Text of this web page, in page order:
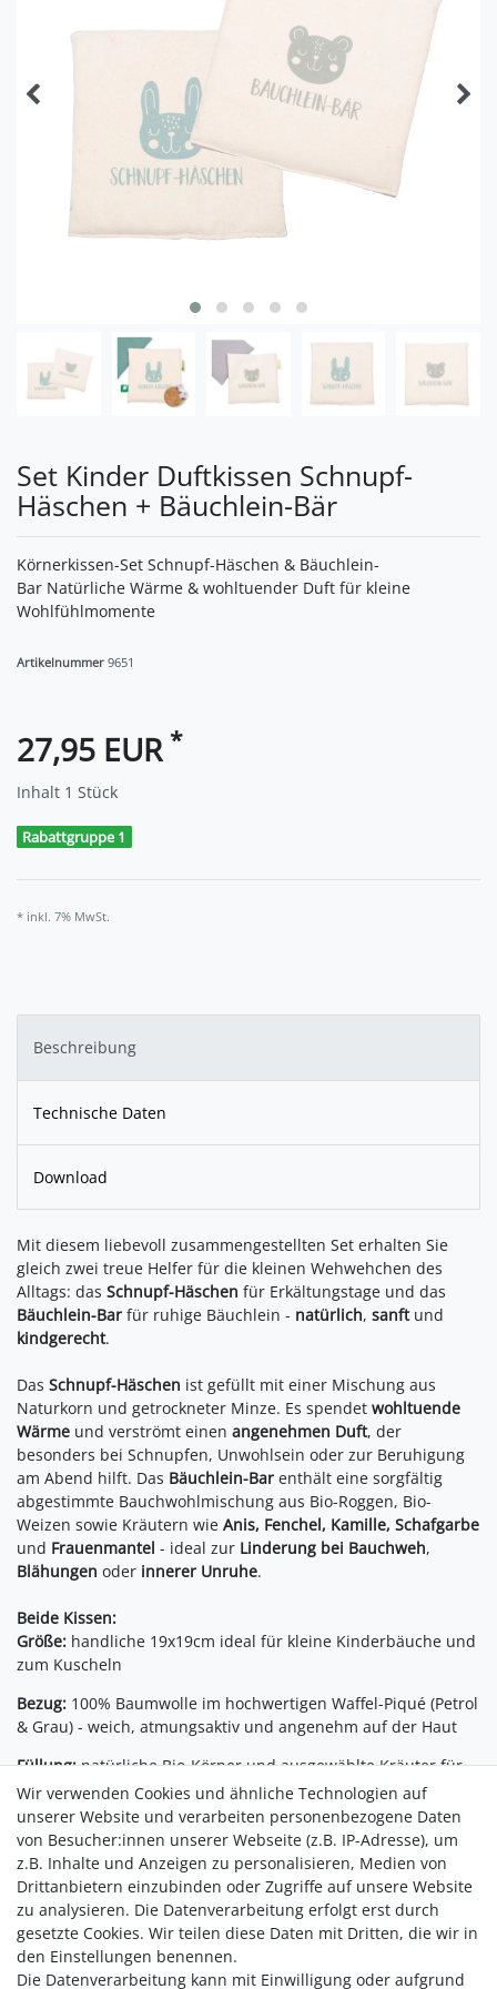
Set Kinder Duftkissen Schnupf-
Häschen + Bäuchlein-Bär
Körnerkissen-Set Schnupf-Häschen & Bäuchlein-
Bar Natürliche Wärme & wohltuender Duft für kleine
Wohlfühlmomente
Artikelnummer 9651
27,95 EUR *
Inhalt 1 Stück
Rabattgruppe 1
* inkl. 7% MwSt.
Beschreibung
Technische Daten
Download
Mit diesem liebevoll zusammengestellten Set erhalten Sie
gleich zwei treue Helfer für die kleinen Wehwehchen des
Alltags: das Schnupf-Häschen für Erkältungstage und das
Bäuchlein-Bar für ruhige Bäuchlein - natürlich, sanft und
kindgerecht.
Das Schnupf-Häschen ist gefüllt mit einer Mischung aus
Naturkorn und getrockneter Minze. Es spendet wohltuende
Wärme und verströmt einen angenehmen Duft, der
besonders bei Schnupfen, Unwohlsein oder zur Beruhigung
am Abend hilft. Das Bäuchlein-Bar enthält eine sorgfältig
abgestimmte Bauchwohlmischung aus Bio-Roggen, Bio-
Weizen sowie Kräutern wie Anis, Fenchel, Kamille, Schafgarbe
und Frauenmantel - ideal zur Linderung bei Bauchweh,
Blähungen oder innerer Unruhe.
Beide Kissen:
Größe: handliche 19x19cm ideal für kleine Kinderbäuche und
zum Kuscheln
Bezug: 100% Baumwolle im hochwertigen Waffel-Piqué (Petrol
& Grau) - weich, atmungsaktiv und angenehm auf der Haut
Füllung:natürliche Bio-Körner und ausgewählte Kräuter für
sanfte, langanhaltende Wärme
Anwendung:einfach in Mikrowelle oder Backofen erwärmen,
nicht waschbar Wiederverwendbar & langlebig für viele
kleine Wohlfühl-Momente Ein liebevolles Set, das Ihr Kind in
Erkältungs- und Bauchwehzeiten warm, sicher und geborgen
begleitet.
Wir verwenden Cookies und ähnliche Technologien auf
unserer Website und verarbeiten personenbezogene Daten
von Besucher:innen unserer Webseite (z.B. IP-Adresse), um
z.B. Inhalte und Anzeigen zu personalisieren, Medien von
Drittanbietern einzubinden oder Zugriffe auf unsere Website
zu analysieren. Die Datenverarbeitung erfolgt erst durch
gesetzte Cookies. Wir teilen diese Daten mit Dritten, die wir in
den Einstellungen benennen.
Die Datenverarbeitung kann mit Einwilligung oder aufgrund